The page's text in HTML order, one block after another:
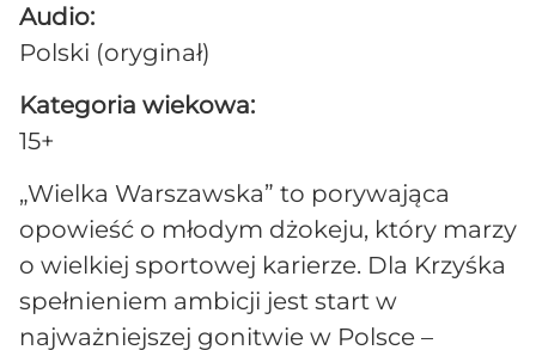
Audio:
Polski (oryginał)
Kategoria wiekowa:
15+
„Wielka Warszawska” to porywająca
opowieść o młodym dżokeju, który marzy
o wielkiej sportowej karierze. Dla Krzyśka
spełnieniem ambicji jest start w
najważniejszej gonitwie w Polsce –